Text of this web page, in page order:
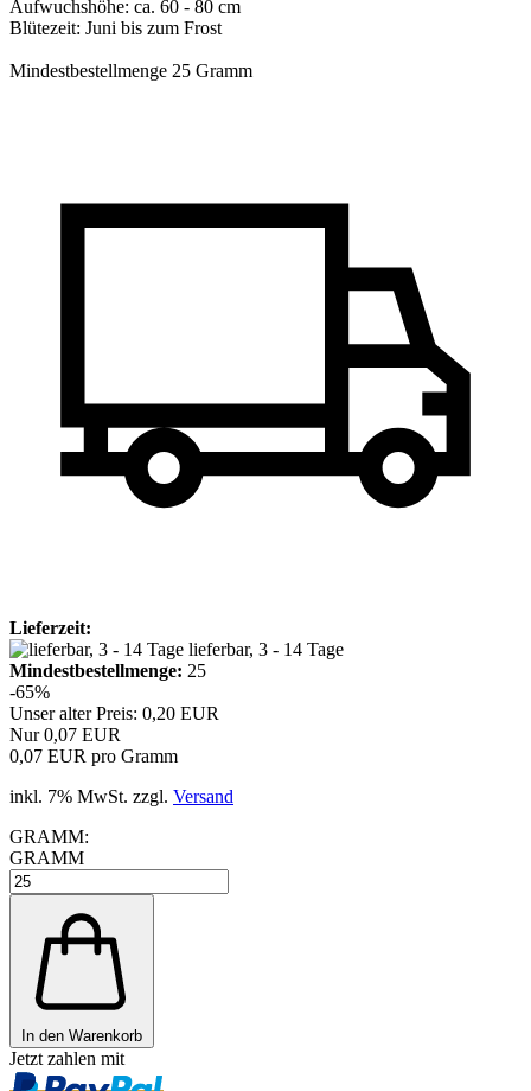
Aufwuchshöhe: ca. 60 - 80 cm
Blütezeit: Juni bis zum Frost
Mindestbestellmenge 25 Gramm
Lieferzeit:
lieferbar, 3 - 14 Tage
Mindest­bestellmenge: 25
-65%
Unser alter Preis: 0,20 EUR
Nur 0,07 EUR
0,07 EUR pro Gramm
inkl. 7% MwSt. zzgl. Versand
GRAMM:
GRAMM
In den Warenkorb
Jetzt zahlen mit